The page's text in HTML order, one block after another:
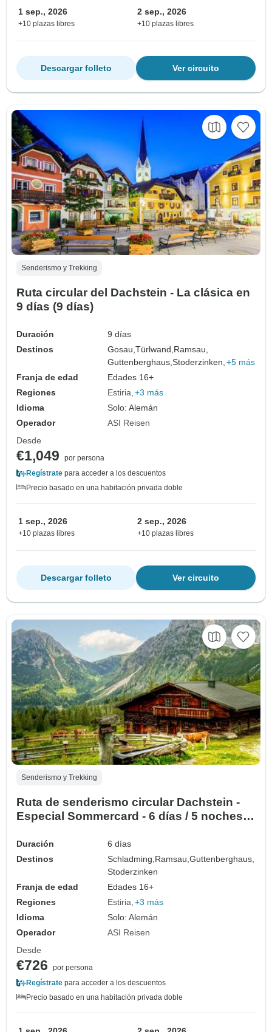
1 sep., 2026
+10 plazas libres
2 sep., 2026
+10 plazas libres
Ver circuito
Descargar folleto
Senderismo y Trekking
Ruta circular del Dachstein - La clásica en
9 días (9 días)
Duración
9 días
Destinos
Gosau,Türlwand, Ramsau,
Guttenberghaus,Stoderzinken, +5 más
Franja de edad
Edades 16+
Regiones
Estiria +3 más
Idioma
Solo: Alemán
Operador
ASI Reisen
Desde
€1,049
por persona
Regístrate para acceder a los descuentos
Precio basado en una habitación privada doble
1 sep., 2026
+10 plazas libres
2 sep., 2026
+10 plazas libres
Ver circuito
Descargar folleto
Senderismo y Trekking
Ruta de senderismo circular Dachstein -
Especial Sommercard - 6 días / 5 noches -
Duración
6 días
Destinos
Schladming,Ramsau,Guttenberghaus,
Stoderzinken
Franja de edad
Edades 16+
Regiones
Estiria +3 más
Idioma
Solo: Alemán
Operador
ASI Reisen
Desde
€726
por persona
Regístrate para acceder a los descuentos
Precio basado en una habitación privada doble